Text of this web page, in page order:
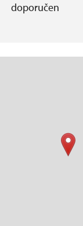
doporučen